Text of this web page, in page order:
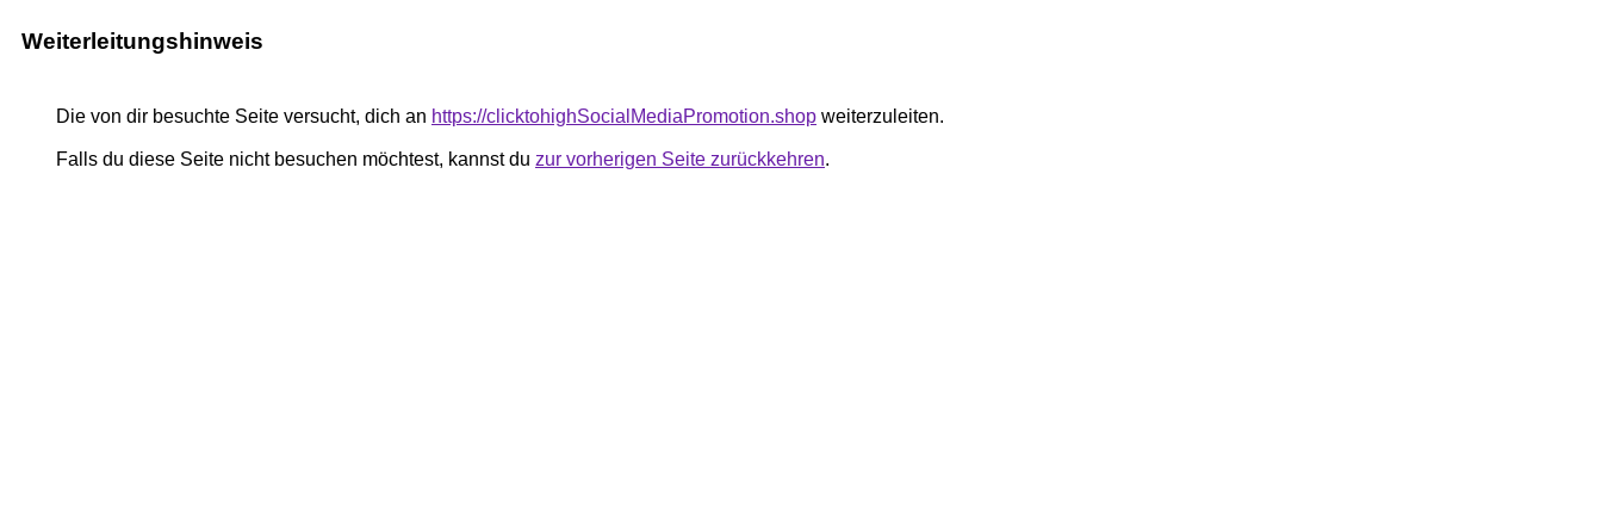
Weiterleitungshinweis
Die von dir besuchte Seite versucht, dich an https://clicktohighSocialMediaPromotion.shop weiterzuleiten.
Falls du diese Seite nicht besuchen möchtest, kannst du zur vorherigen Seite zurückkehren.